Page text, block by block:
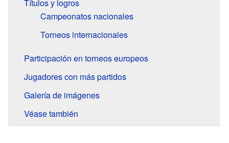
Títulos y logros
Campeonatos nacionales
Torneos internacionales
Participación en torneos europeos
Jugadores con más partidos
Galería de imágenes
Véase también